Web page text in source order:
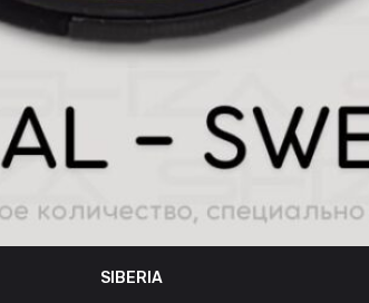
SIBERIA